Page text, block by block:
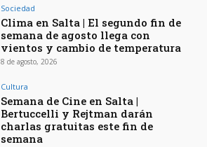
Sociedad
Clima en Salta | El segundo fin de
semana de agosto llega con
vientos y cambio de temperatura
8 de agosto, 2026
Cultura
Semana de Cine en Salta |
Bertuccelli y Rejtman darán
charlas gratuitas este fin de
semana